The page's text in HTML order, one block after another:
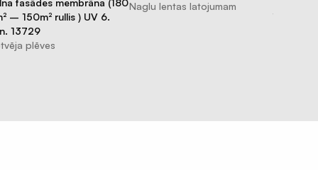
fasādes membrāna (180
– 150m² rullis ) UV 6.
13729
plēves
Naglu lentas latojumam